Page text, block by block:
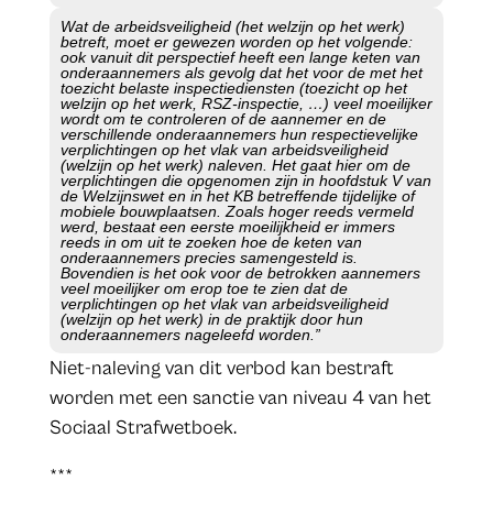
Wat de arbeidsveiligheid (het welzijn op het werk)
betreft, moet er gewezen worden op het volgende:
ook vanuit dit perspectief heeft een lange keten van
onderaannemers als gevolg dat het voor de met het
toezicht belaste inspectiediensten (toezicht op het
welzijn op het werk, RSZ-inspectie, …) veel moeilijker
wordt om te controleren of de aannemer en de
verschillende onderaannemers hun respectievelijke
verplichtingen op het vlak van arbeidsveiligheid
(welzijn op het werk) naleven. Het gaat hier om de
verplichtingen die opgenomen zijn in hoofdstuk V van
de Welzijnswet en in het KB betreffende tijdelijke of
mobiele bouwplaatsen. Zoals hoger reeds vermeld
werd, bestaat een eerste moeilijkheid er immers
reeds in om uit te zoeken hoe de keten van
onderaannemers precies samengesteld is.
Bovendien is het ook voor de betrokken aannemers
veel moeilijker om erop toe te zien dat de
verplichtingen op het vlak van arbeidsveiligheid
(welzijn op het werk) in de praktijk door hun
onderaannemers nageleefd worden.”
Niet-naleving van dit verbod kan bestraft
worden met een sanctie van niveau 4 van het
Sociaal Strafwetboek.
***